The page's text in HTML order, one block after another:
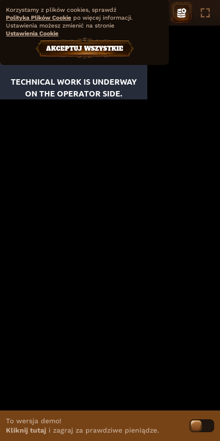
To wersja demo!
Kliknij tutaj i zagraj za prawdziwe pieniądze.
Korzystamy z plików cookies, sprawdź
Polityka Plików Cookie po więcej informacji.
Ustawienia możesz zmienić na stronie
Ustawienia Cookie
AKCEPTUJ WSZYSTKIE